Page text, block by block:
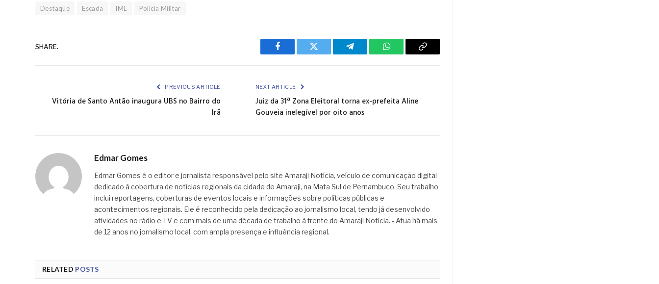
Destaque Escada IML Polícia Militar
SHARE.
Facebook Twitter Telegram WhatsAppCopy
PREVIOUS ARTICLE
Vitória de Santo Antão inaugura UBS no Bairro do
Irã
NEXT ARTICLE
Juiz da 31ª Zona Eleitoral torna ex-prefeita Aline
Gouveia inelegível por oito anos
Edmar Gomes
Edmar Gomes é o editor e jornalista responsável pelo site Amaraji Notícia, veículo de comunicação digital
dedicado à cobertura de notícias regionais da cidade de Amaraji, na Mata Sul de Pernambuco. Seu trabalho
inclui reportagens, coberturas de eventos locais e informações sobre políticas públicas e
acontecimentos regionais. Ele é reconhecido pela dedicação ao jornalismo local, tendo já desenvolvido
atividades no rádio e TV e com mais de uma década de trabalho à frente do Amaraji Notícia. - Atua há mais
de 12 anos no jornalismo local, com ampla presença e influência regional.
RELATED POSTS